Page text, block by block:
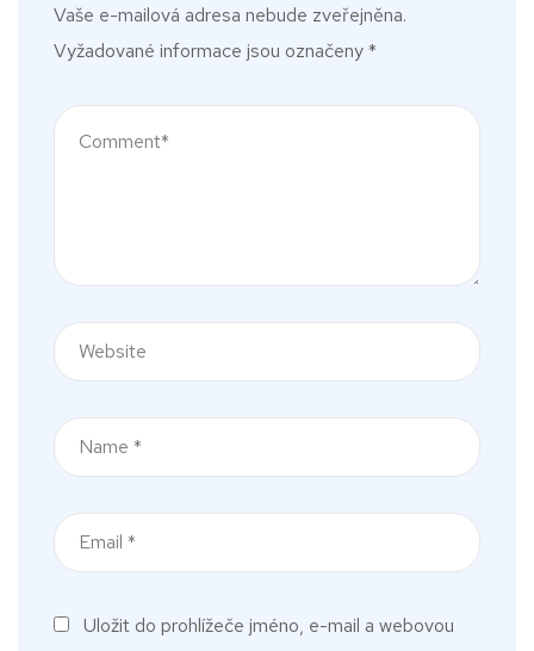
Vaše e-mailová adresa nebude zveřejněna.
Vyžadované informace jsou označeny*
Uložit do prohlížeče jméno, e-mail a webovou